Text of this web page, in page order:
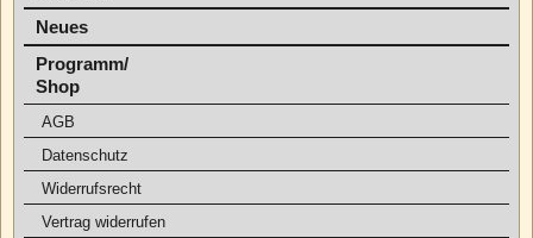
Neues
Programm/
Shop
AGB
Datenschutz
Widerrufsrecht
Vertrag widerrufen